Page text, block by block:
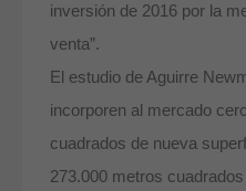
inversión de 2016 por la
venta”.
El estudio de Aguirre
incorporen al mercado
cuadrados de nueva
273.000 metros